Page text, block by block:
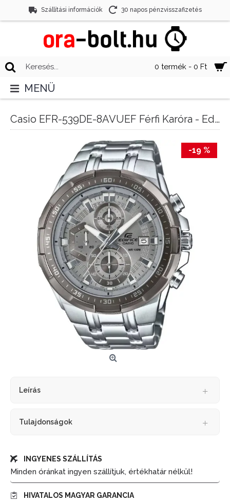
Szállítási információk 30 napos pénzvisszafizetés
0 termék - 0 Ft
MENÜ
Casio EFR-539DE-8AVUEF Férfi Karóra - Edifice Chronograph
-19 %
Leírás
Tulajdonságok
INGYENES SZÁLLÍTÁS
Minden óránkat ingyen szállítjuk, értékhatár nélkül!
HIVATALOS MAGYAR GARANCIA